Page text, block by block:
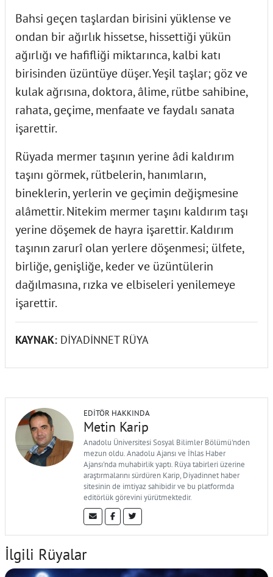
Bahsi geçen taşlardan birisini yüklense ve
ondan bir ağırlık hissetse, hissettiği yükün
ağırlığı ve hafifliği miktarınca, kalbi katı
birisinden üzüntüye düşer. Yeşil taşlar; göz ve
kulak ağrısına, doktora, âlime, rütbe sahibine,
rahata, geçime, menfaate ve faydalı sanata
işarettir.
Rüyada mermer taşının yerine âdi kaldırım
taşını görmek, rütbelerin, hanımların,
bineklerin, yerlerin ve geçimin değişmesine
alâmettir. Nitekim mermer taşını kaldırım taşı
yerine döşemek de hayra işarettir. Kaldırım
taşının zarurî olan yerlere döşenmesi; ülfete,
birliğe, genişliğe, keder ve üzüntülerin
dağılmasına, rızka ve elbiseleri yenilemeye
işarettir.
KAYNAK: DİYADİNNET RÜYA
EDITÖR HAKKINDA
Metin Karip
Anadolu Üniversitesi Sosyal Bilimler Bölümü'nden
mezun oldu. Anadolu Ajansı ve İhlas Haber
Ajansı'nda muhabirlik yaptı. Rüya tabirleri üzerine
araştırmalarını sürdüren Karip, Diyadinnet haber
sitesinin de imtiyaz sahibidir ve bu platformda
editörlük görevini yürütmektedir.
İlgili Rüyalar